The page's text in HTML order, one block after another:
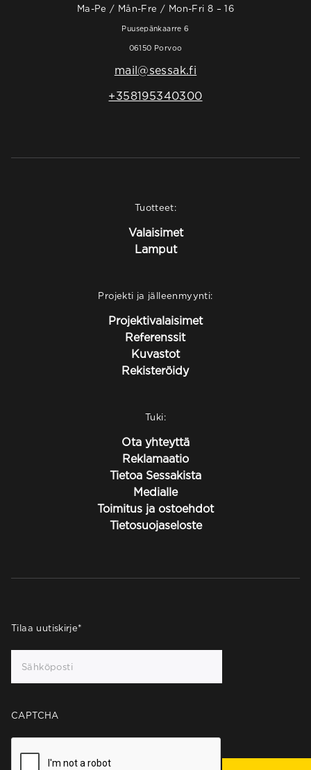
Ma-Pe / Mån-Fre / Mon-Fri 8 – 16
Puusepänkaarre 6
06150 Porvoo
mail@sessak.fi
+358195340300
Tuotteet:
Valaisimet
Lamput
Projekti ja jälleenmyynti:
Projektivalaisimet
Referenssit
Kuvastot
Rekisteröidy
Tuki:
Ota yhteyttä
Reklamaatio
Tietoa Sessakista
Medialle
Toimitus ja ostoehdot
Tietosuojaseloste
Tilaa uutiskirje*
CAPTCHA